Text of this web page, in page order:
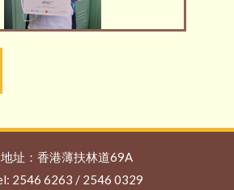
地址：香港薄扶林道69A
2546 6263 / 2546 0329